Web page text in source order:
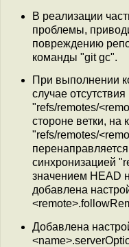
В реализации
проблемы,
повреждению
команды "git gc".
При выполнении
случае
"refs/remotes/
стороне ветки, на
"refs/remotes/
синхронизацией
значением HEAD
добавлена
Добавлена